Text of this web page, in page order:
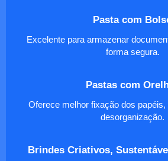
Pasta com
Excelente para armazenar
forma segura.
Pastas com
Oferece melhor fixação dos
desorganização.
Brindes Criativos,